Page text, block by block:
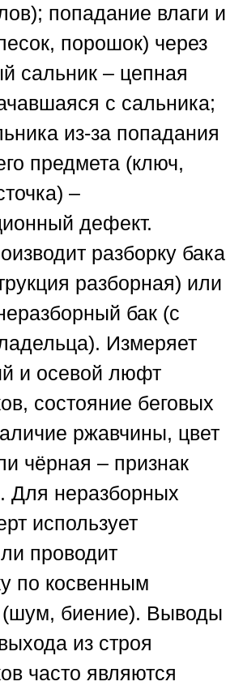
попадание влаги и
порошок) через
сальник – цепная
с сальника;
из-за попадания
предмета (ключ,
–
дефект.
разборку бака
разборная) или
бак (с
Измеряет
и осевой люфт
состояние беговых
ржавчины, цвет
чёрная – признак
Для неразборных
использует
проводит
по косвенным
(шум, биение). Выводы
из строя
часто являются